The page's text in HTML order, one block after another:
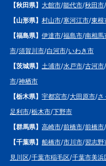
【秋田県】 大館市/能代市/秋田市/
【山形県】 村山市/寒河江市/東根
【福島県】 伊達市/福島市/南相馬
市/須賀川市/白河市/いわき市
【茨城県】 土浦市/水戸市/古河市/
市/神栖市
【栃木県】 宇都宮市/大田原市/さ
足利市/栃木市/下野市
【群馬県】 高崎市/前橋市/前橋市/
【千葉県】 船橋市/市川市/習志野
見川区/千葉市稲毛区/千葉市美浜